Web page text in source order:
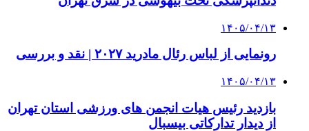
۱۴۰۵/۰۴/۱۳
رونمایی از لباس رئال مادرید ۲۰۲۷ | نقد و بررسی
۱۴۰۵/۰۴/۱۳
بازدید رئیس هیات انجمن های ورزشی استان تهران
از دیدار تدارکاتی بیسبال